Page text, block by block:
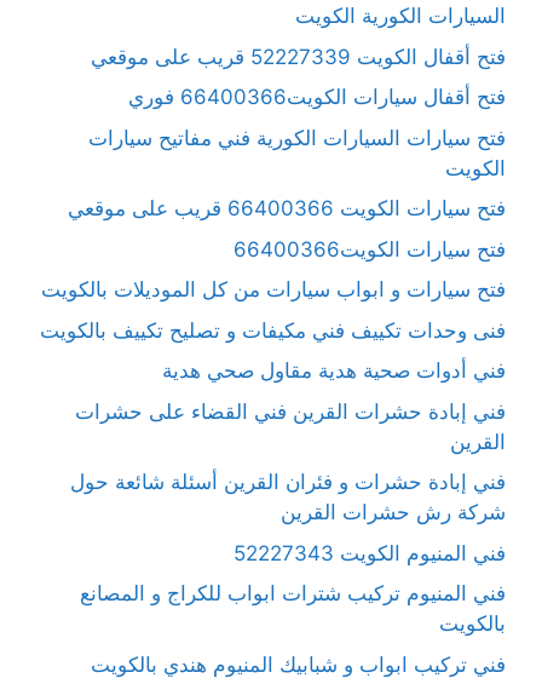
السيارات الكورية الكويت
فتح أقفال الكويت 52227339 قريب على موقعي
فتح أقفال سيارات الكويت66400366 فوري
فتح سيارات السيارات الكورية فني مفاتيح سيارات
الكويت
فتح سيارات الكويت 66400366 قريب على موقعي
فتح سيارات الكويت66400366
فتح سيارات و ابواب سيارات من كل الموديلات بالكويت
فنى وحدات تكييف فني مكيفات و تصليح تكييف بالكويت
فني أدوات صحية هدية مقاول صحي هدية
فني إبادة حشرات القرين فني القضاء على حشرات
القرين
فني إبادة حشرات و فئران القرين أسئلة شائعة حول
شركة رش حشرات القرين
فني المنيوم الكويت 52227343
فني المنيوم تركيب شترات ابواب للكراج و المصانع
بالكويت
فني تركيب ابواب و شبابيك المنيوم هندي بالكويت